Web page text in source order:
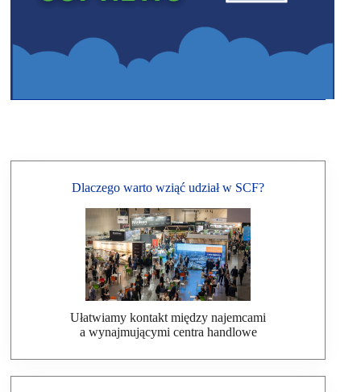
Dlaczego warto wziąć udział w SCF?
Ułatwiamy kontakt między najemcami
a wynajmującymi centra handlowe